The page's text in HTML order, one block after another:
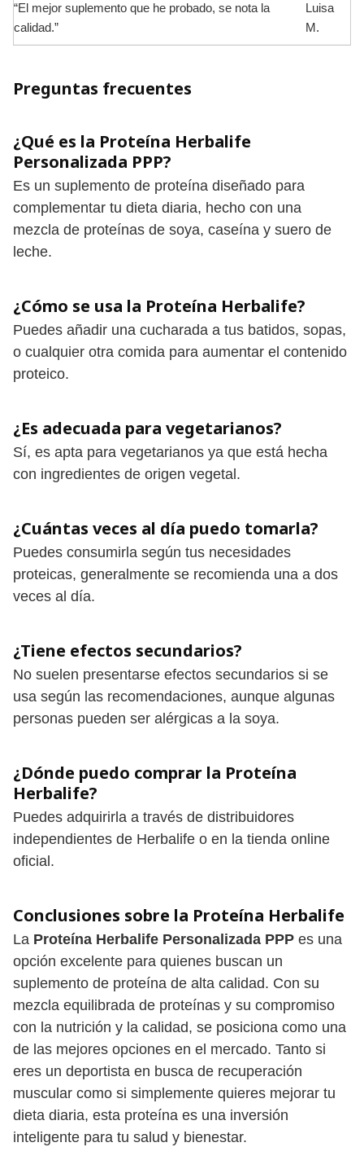
“El mejor suplemento que he probado, se nota la
calidad.”
Luisa
M.
Preguntas frecuentes
¿Qué es la Proteína Herbalife
Personalizada PPP?
Es un suplemento de proteína diseñado para
complementar tu dieta diaria, hecho con una
mezcla de proteínas de soya, caseína y suero de
leche.
¿Cómo se usa la Proteína Herbalife?
Puedes añadir una cucharada a tus batidos, sopas,
o cualquier otra comida para aumentar el contenido
proteico.
¿Es adecuada para vegetarianos?
Sí, es apta para vegetarianos ya que está hecha
con ingredientes de origen vegetal.
¿Cuántas veces al día puedo tomarla?
Puedes consumirla según tus necesidades
proteicas, generalmente se recomienda una a dos
veces al día.
¿Tiene efectos secundarios?
No suelen presentarse efectos secundarios si se
usa según las recomendaciones, aunque algunas
personas pueden ser alérgicas a la soya.
¿Dónde puedo comprar la Proteína
Herbalife?
Puedes adquirirla a través de distribuidores
independientes de Herbalife o en la tienda online
oficial.
Conclusiones sobre la Proteína Herbalife
La Proteína Herbalife Personalizada PPP es una
opción excelente para quienes buscan un
suplemento de proteína de alta calidad. Con su
mezcla equilibrada de proteínas y su compromiso
con la nutrición y la calidad, se posiciona como una
de las mejores opciones en el mercado. Tanto si
eres un deportista en busca de recuperación
muscular como si simplemente quieres mejorar tu
dieta diaria, esta proteína es una inversión
inteligente para tu salud y bienestar. ​